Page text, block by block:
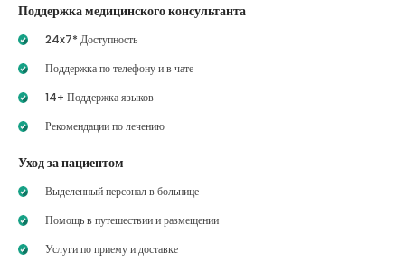
Поддержка медицинского консультанта
24x7* Доступность
Поддержка по телефону и в чате
14+ Поддержка языков
Рекомендации по лечению
Уход за пациентом
Выделенный персонал в больнице
Помощь в путешествии и размещении
Услуги по приему и доставке